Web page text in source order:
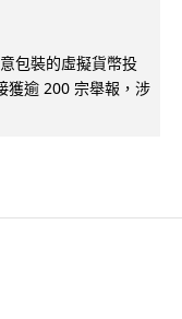
包裝的虛擬貨幣投
獲逾 200 宗舉報，涉